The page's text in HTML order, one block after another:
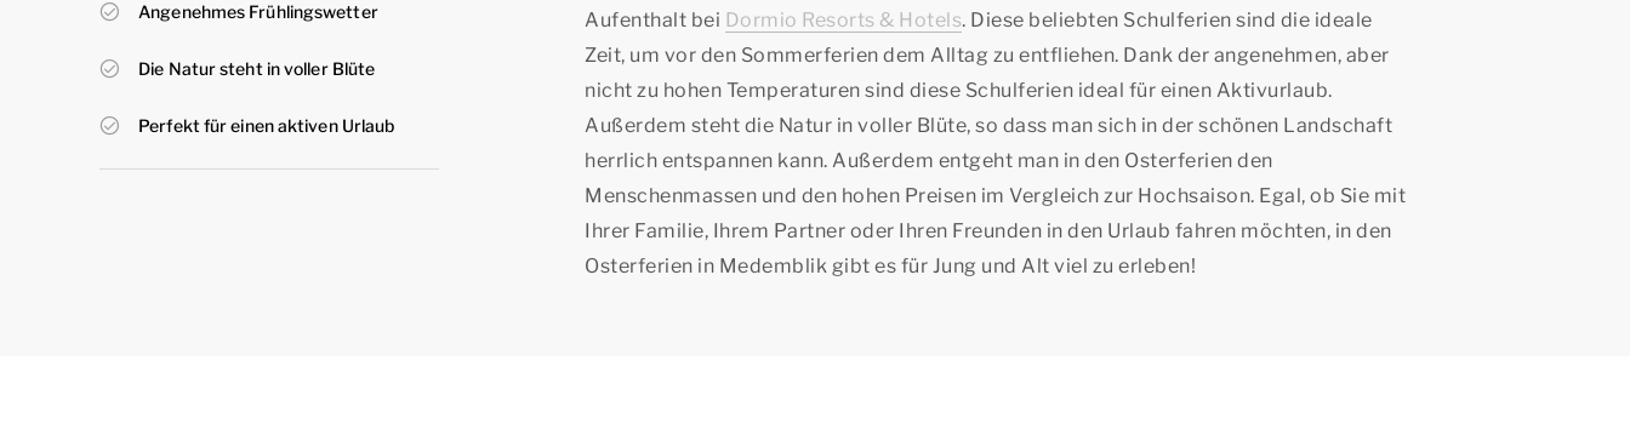
Angenehmes Frühlingswetter
Die Natur steht in voller Blüte
Perfekt für einen aktiven Urlaub
Aufenthalt bei Dormio Resorts & Hotels. Diese beliebten Schulferien sind die ideale
Zeit, um vor den Sommerferien dem Alltag zu entfliehen. Dank der angenehmen, aber
nicht zu hohen Temperaturen sind diese Schulferien ideal für einen Aktivurlaub.
Außerdem steht die Natur in voller Blüte, so dass man sich in der schönen Landschaft
herrlich entspannen kann. Außerdem entgeht man in den Osterferien den
Menschenmassen und den hohen Preisen im Vergleich zur Hochsaison. Egal, ob Sie mit
Ihrer Familie, Ihrem Partner oder Ihren Freunden in den Urlaub fahren möchten, in den
Osterferien in Medemblik gibt es für Jung und Alt viel zu erleben!